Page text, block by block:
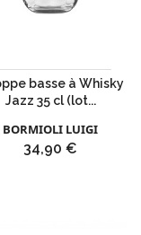
basse à Whisky
Jazz 35 cl (lot...
BORMIOLI LUIGI
Prix
34,90 €